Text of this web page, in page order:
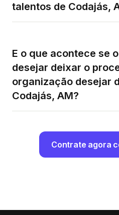
talentos de Codajás,
E o que acontece se
desejar deixar o
organização desejar
Codajás, AM?
Contrate agora